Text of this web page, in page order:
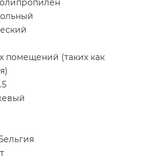
помещений (таких как